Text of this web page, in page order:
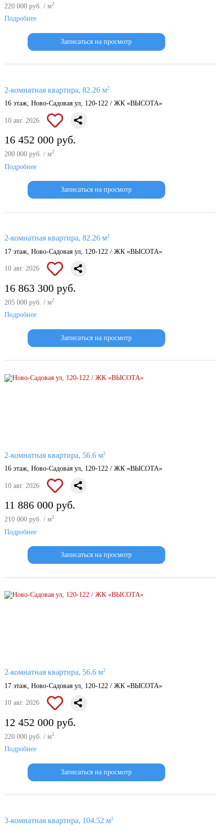
220 000 руб. / м2
Подробнее
Записаться на просмотр
2-комнатная квартира, 82.26 м2
16 этаж, Ново-Садовая ул, 120-122 / ЖК «ВЫСОТА»
10 авг. 2026
16 452 000 руб.
200 000 руб. / м2
Подробнее
Записаться на просмотр
2-комнатная квартира, 82.26 м2
17 этаж, Ново-Садовая ул, 120-122 / ЖК «ВЫСОТА»
10 авг. 2026
16 863 300 руб.
205 000 руб. / м2
Подробнее
Записаться на просмотр
2-комнатная квартира, 56.6 м2
16 этаж, Ново-Садовая ул, 120-122 / ЖК «ВЫСОТА»
10 авг. 2026
11 886 000 руб.
210 000 руб. / м2
Подробнее
Записаться на просмотр
2-комнатная квартира, 56.6 м2
17 этаж, Ново-Садовая ул, 120-122 / ЖК «ВЫСОТА»
10 авг. 2026
12 452 000 руб.
220 000 руб. / м2
Подробнее
Записаться на просмотр
3-комнатная квартира, 104.52 м2